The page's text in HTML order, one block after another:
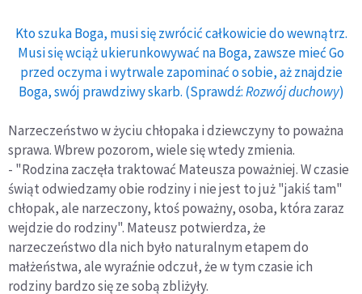
Kto szuka Boga, musi się zwrócić całkowicie do wewnątrz.
Musi się wciąż ukierunkowywać na Boga, zawsze mieć Go
przed oczyma i wytrwale zapominać o sobie, aż znajdzie
Boga, swój prawdziwy skarb. (Sprawdź:Rozwój duchowy)
Narzeczeństwo w życiu chłopaka i dziewczyny to poważna
sprawa. Wbrew pozorom, wiele się wtedy zmienia.
- "Rodzina zaczęła traktować Mateusza poważniej. W czasie
świąt odwiedzamy obie rodziny i nie jest to już "jakiś tam"
chłopak, ale narzeczony, ktoś poważny, osoba, która zaraz
wejdzie do rodziny". Mateusz potwierdza, że
narzeczeństwo dla nich było naturalnym etapem do
małżeństwa, ale wyraźnie odczuł, że w tym czasie ich
rodziny bardzo się ze sobą zbliżyły.